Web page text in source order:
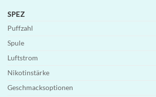
SPEZ
Puffzahl
Spule
Luftstrom
Nikotinstärke
Geschmacksoptionen